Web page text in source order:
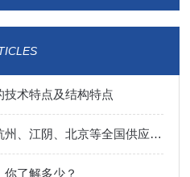
术特点及结构特点
实验室等离子清洗机【杭州、江阴、北京等全国供应-百科】
了解多少？